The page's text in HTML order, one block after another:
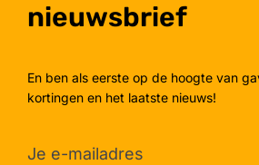
nieuwsbrief
En ben als eerste op de hoogte van
kortingen en het laatste nieuws!
Je e-mailadres